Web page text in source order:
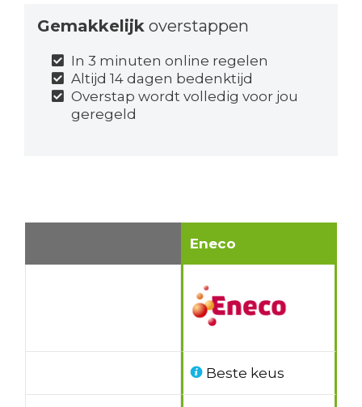
Gemakkelijkoverstappen
In 3 minuten online regelen
Altijd 14 dagen bedenktijd
Overstap wordt volledig voor jou
geregeld
Eneco
Beste keus